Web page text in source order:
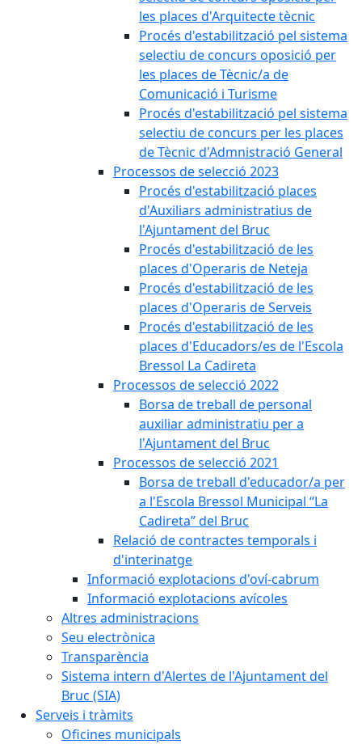
les places d'Arquitecte tècnic
Procés d'estabilització pel sistema
selectiu de concurs oposició per
les places de Tècnic/a de
Comunicació i Turisme
Procés d'estabilització pel sistema
selectiu de concurs per les places
de Tècnic d'Admnistració General
Processos de selecció 2023
Procés d'estabilització places
d'Auxiliars administratius de
l'Ajuntament del Bruc
Procés d'estabilització de les
places d'Operaris de Neteja
Procés d'estabilització de les
places d'Operaris de Serveis
Procés d'estabilització de les
places d'Educadors/es de l'Escola
Bressol La Cadireta
Processos de selecció 2022
Borsa de treball de personal
auxiliar administratiu per a
l'Ajuntament del Bruc
Processos de selecció 2021
Borsa de treball d'educador/a per
a l'Escola Bressol Municipal “La
Cadireta” del Bruc
Relació de contractes temporals i
d'interinatge
Informació explotacions d'oví-cabrum
Informació explotacions avícoles
Altres administracions
Seu electrònica
Transparència
Sistema intern d'Alertes de l'Ajuntament del
Bruc (SIA)
Serveis i tràmits
Oficines municipals